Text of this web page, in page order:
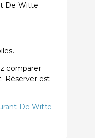
De Witte
comparer
Réserver est
De Witte